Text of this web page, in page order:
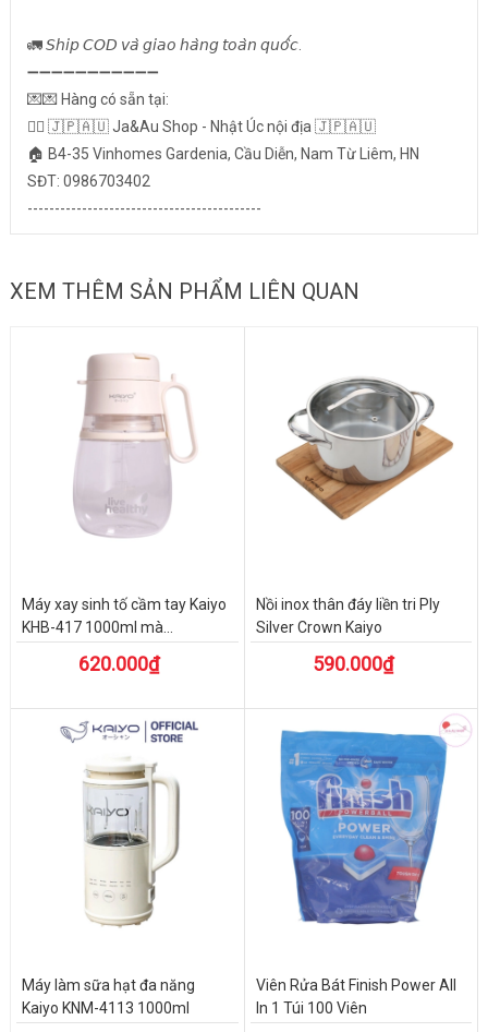
🚛 𝘚𝘩𝘪𝘱 𝘊𝘖𝘋 𝘷𝘢̀ 𝘨𝘪𝘢𝘰 𝘩𝘢̀𝘯𝘨 𝘵𝘰𝘢̀𝘯 𝘲𝘶𝘰̂́𝘤.
➖➖➖➖➖➖➖➖➖➖➖
💌💌 Hàng có sẵn tại:
👉🏻 🇯🇵🇦🇺 Ja&Au Shop - Nhật Úc nội địa 🇯🇵🇦🇺
🏠 B4-35 Vinhomes Gardenia, Cầu Diễn, Nam Từ Liêm, HN
SĐT: 0986703402
-------------------------------------------
XEM THÊM SẢN PHẨM LIÊN QUAN
Máy xay sinh tố cầm tay Kaiyo
KHB-417 1000ml mà...
620.000₫
Nồi inox thân đáy liền tri Ply
Silver Crown Kaiyo
590.000₫
Máy làm sữa hạt đa năng
Kaiyo KNM-4113 1000ml
Viên Rửa Bát Finish Power All
In 1 Túi 100 Viên